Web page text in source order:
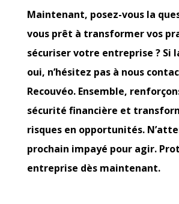
Maintenant, posez-vous la
vous prêt à transformer vos
sécuriser votre entreprise ? Si
oui, n’hésitez pas à nous
Recouvéo. Ensemble,
sécurité financière et
risques en opportunités.
prochain impayé pour agir.
entreprise dès maintenant.